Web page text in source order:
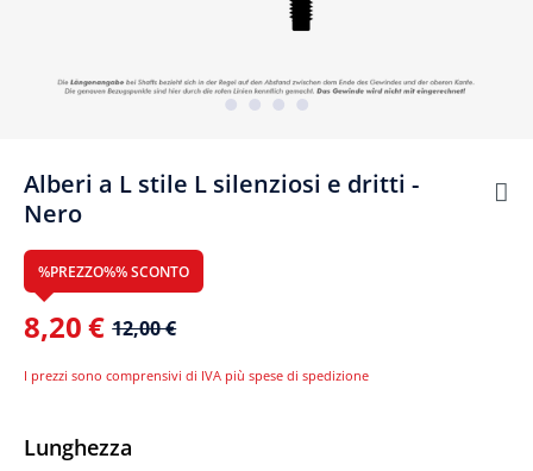
Alberi a L stile L silenziosi e dritti -
Nero
%PREZZO%% SCONTO
8,20 € 12,00 €
I prezzi sono comprensivi di IVA più spese di spedizione
Seleziona
Lunghezza